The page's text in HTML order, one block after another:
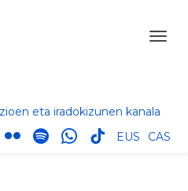
eta iradokizunen kanala
flickr spotifywhatsapp
tik
EUS CAS